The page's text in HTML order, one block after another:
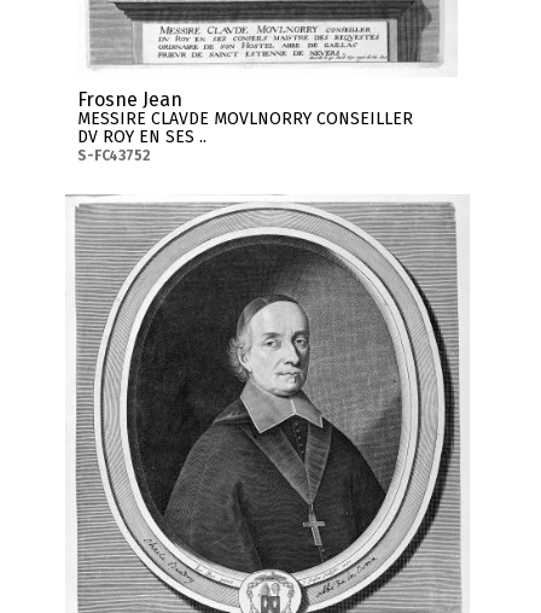
Frosne Jean
MESSIRE CLAVDE MOVLNORRY CONSEILLER
DV ROY EN SES ..
S-FC43752